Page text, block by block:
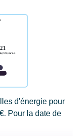
d'énergie pour
Pour la date de